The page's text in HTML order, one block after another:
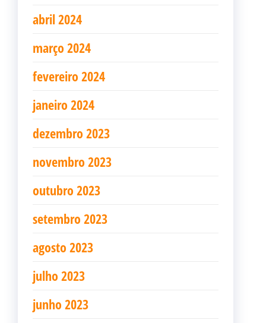
abril 2024
março 2024
fevereiro 2024
janeiro 2024
dezembro 2023
novembro 2023
outubro 2023
setembro 2023
agosto 2023
julho 2023
junho 2023